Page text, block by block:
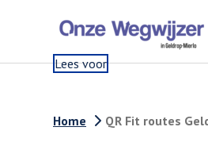
Lees voor
Home QR Fit routes